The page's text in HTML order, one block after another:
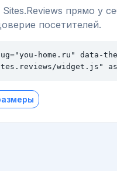
прямо у
посетителей.
home.ru" data-
widget.js"